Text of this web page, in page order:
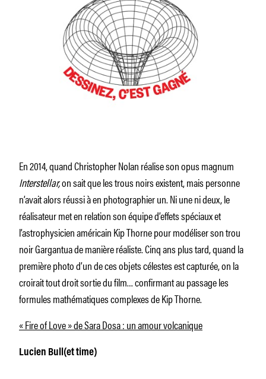
En 2014, quand Christopher Nolan réalise son opus magnum
Interstellar,on sait que les trous noirs existent, mais personne
n’avait alors réussi à en photographier un. Ni une ni deux, le
réalisateur met en relation son équipe d’effets spéciaux et
l’astrophysicien américain Kip Thorne pour modéliser son trou
noir Gargantua de manière réaliste. Cinq ans plus tard, quand la
première photo d’un de ces objets célestes est capturée, on la
croirait tout droit sortie du film… confirmant au passage les
formules mathématiques complexes de Kip Thorne.
« Fire of Love » de Sara Dosa : un amour volcanique
Lucien Bull(et time)